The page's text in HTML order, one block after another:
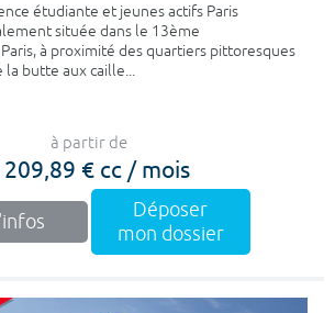
étudiante et jeunes actifs Paris
située dans le 13ème
à proximité des quartiers pittoresques
la butte aux caille...
à partir de
209,89 € cc / mois
Déposer
mon dossier